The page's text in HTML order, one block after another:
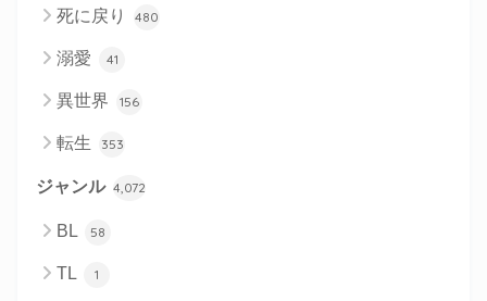
死に戻り 480
溺愛 41
異世界 156
転生 353
ジャンル 4,072
BL 58
TL 1